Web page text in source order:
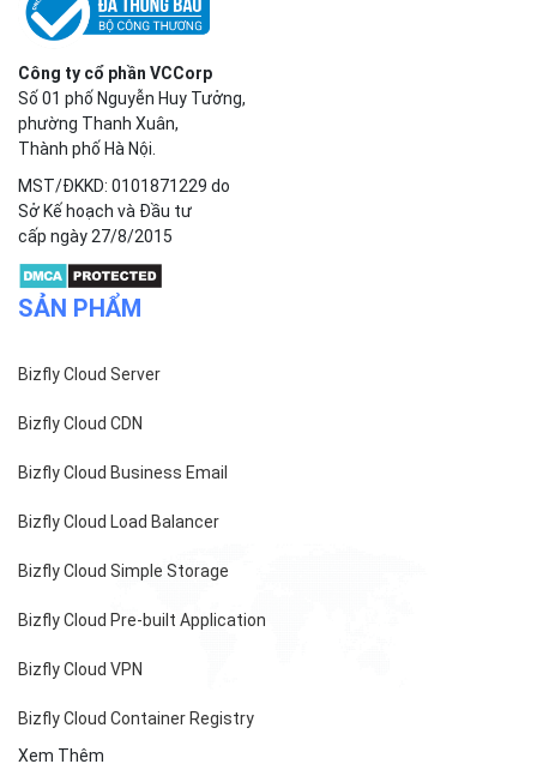
Công ty cổ phần VCCorp
Số 01 phố Nguyễn Huy Tưởng,
phường Thanh Xuân,
Thành phố Hà Nội.
MST/ĐKKD: 0101871229 do
Sở Kế hoạch và Đầu tư
cấp ngày 27/8/2015
SẢN PHẨM
Bizfly Cloud Server
Bizfly Cloud CDN
Bizfly Cloud Business Email
Bizfly Cloud Load Balancer
Bizfly Cloud Simple Storage
Bizfly Cloud Pre-built Application
Bizfly Cloud VPN
Bizfly Cloud Container Registry
Xem Thêm